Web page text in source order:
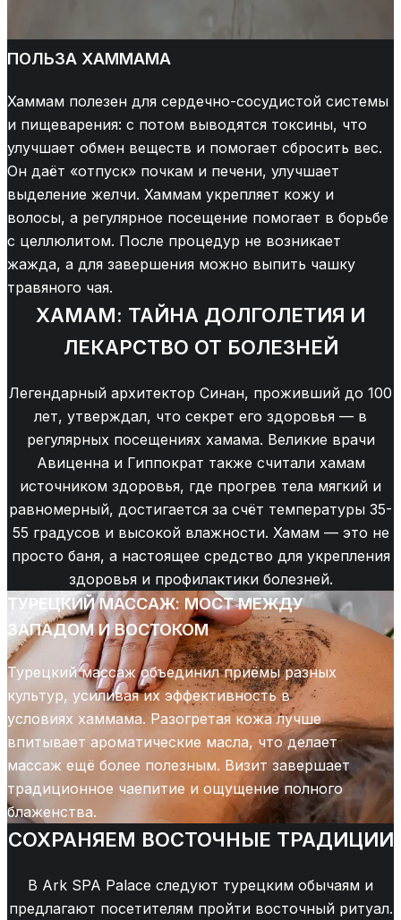
ПОЛЬЗА ХАММАМА
Хаммам полезен для сердечно-сосудистой системы
и пищеварения: с потом выводятся токсины, что
улучшает обмен веществ и помогает сбросить вес.
Он даёт «отпуск» почкам и печени, улучшает
выделение желчи. Хаммам укрепляет кожу и
волосы, а регулярное посещение помогает в борьбе
с целлюлитом. После процедур не возникает
жажда, а для завершения можно выпить чашку
травяного чая.
ХАМАМ: ТАЙНА ДОЛГОЛЕТИЯ И
ЛЕКАРСТВО ОТ БОЛЕЗНЕЙ
Легендарный архитектор Синан, проживший до 100
лет, утверждал, что секрет его здоровья — в
регулярных посещениях хамама. Великие врачи
Авиценна и Гиппократ также считали хамам
источником здоровья, где прогрев тела мягкий и
равномерный, достигается за счёт температуры 35-
55 градусов и высокой влажности. Хамам — это не
просто баня, а настоящее средство для укрепления
здоровья и профилактики болезней.
ТУРЕЦКИЙ МАССАЖ: МОСТ МЕЖДУ
ЗАПАДОМ И ВОСТОКОМ
Турецкий массаж объединил приёмы разных
культур, усиливая их эффективность в
условиях хаммама. Разогретая кожа лучше
впитывает ароматические масла, что делает
массаж ещё более полезным. Визит завершает
традиционное чаепитие и ощущение полного
блаженства.
СОХРАНЯЕМ ВОСТОЧНЫЕ ТРАДИЦИИ
В Ark SPA Palace следуют турецким обычаям и
предлагают посетителям пройти восточный ритуал.